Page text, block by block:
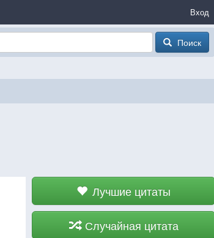
Вход
Поиск
Лучшие цитаты
Случайная цитата